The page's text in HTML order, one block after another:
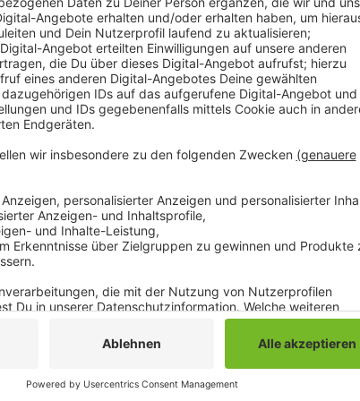
Das zeigt eine aktuelle Statistik des Landes über die
vergangenen Jahrs. Auffällig traditionell ist auch die
Auszubildenden im vergangenen Jahr waren etwas
Unterschiede gibt es dagegen bei den einzelnen
Industriemechaniker, Kfz-Mechatroniker oder
ausschließlich bei jungen Männern beliebt. Nur bei der
Medizinischen Fachangestellten überwog der
den beliebtesten Ausbildungen zählen neben den
mechanischen. Die meisten Azubis haben letztes Jahr
Chemikant angefangen.
Anzeige